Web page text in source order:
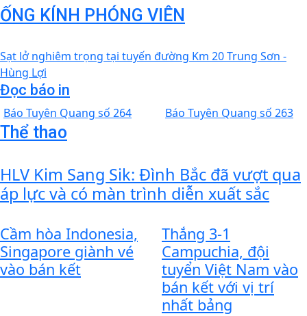
ỐNG KÍNH PHÓNG VIÊN
Sạt lở nghiêm trọng tại tuyến đường Km 20 Trung Sơn -
Hùng Lợi
Đọc báo in
Báo Tuyên Quang số 264 Báo Tuyên Quang số 263
Thể thao
HLV Kim Sang Sik: Đình Bắc đã vượt qua
áp lực và có màn trình diễn xuất sắc
Cầm hòa Indonesia,
Singapore giành vé
vào bán kết
Thắng 3-1
Campuchia, đội
tuyển Việt Nam vào
bán kết với vị trí
nhất bảng